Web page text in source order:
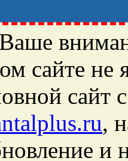
сайте не
сайт
,
и